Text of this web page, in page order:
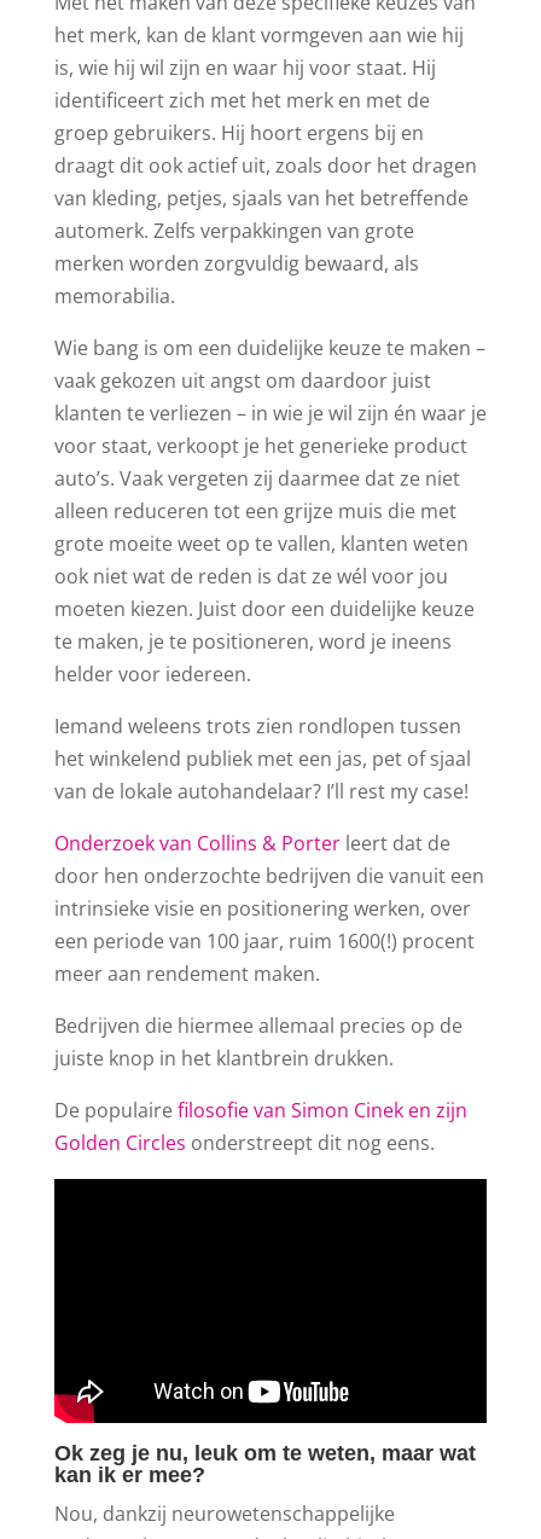
het merk, kan de klant vormgeven aan wie hij
is, wie hij wil zijn en waar hij voor staat. Hij
identificeert zich met het merk en met de
groep gebruikers. Hij hoort ergens bij en
draagt dit ook actief uit, zoals door het dragen
van kleding, petjes, sjaals van het betreffende
automerk. Zelfs verpakkingen van grote
merken worden zorgvuldig bewaard, als
memorabilia.
Wie bang is om een duidelijke keuze te maken –
vaak gekozen uit angst om daardoor juist
klanten te verliezen – in wie je wil zijn én waar je
voor staat, verkoopt je het generieke product
auto’s. Vaak vergeten zij daarmee dat ze niet
alleen reduceren tot een grijze muis die met
grote moeite weet op te vallen, klanten weten
ook niet wat de reden is dat ze wél voor jou
moeten kiezen. Juist door een duidelijke keuze
te maken, je te positioneren, word je ineens
helder voor iedereen.
Iemand weleens trots zien rondlopen tussen
het winkelend publiek met een jas, pet of sjaal
van de lokale autohandelaar? I’ll rest my case!
Onderzoek van Collins & Porterleert dat de
door hen onderzochte bedrijven die vanuit een
intrinsieke visie en positionering werken, over
een periode van 100 jaar, ruim 1600(!) procent
meer aan rendement maken.
Bedrijven die hiermee allemaal precies op de
juiste knop in het klantbrein drukken.
De populairefilosofie van Simon Cinek en zijn
Golden Circles onderstreept dit nog eens.
Ok zeg je nu, leuk om te weten, maar wat
kan ik er mee?
Nou, dankzij neurowetenschappelijke